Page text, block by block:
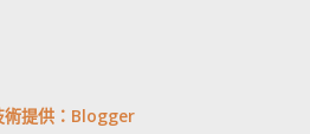
• 一家二口：５天內即可享用完畢
術提供：Blogger